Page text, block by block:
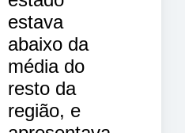
estava
abaixo da
média do
resto da
região, e